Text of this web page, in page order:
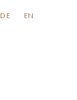
DE EN